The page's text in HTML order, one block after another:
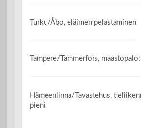
Turku/Åbo, eläimen pelastaminen
Tampere/Tammerfors,
Hämeenlinna/Tavastehus,
pieni